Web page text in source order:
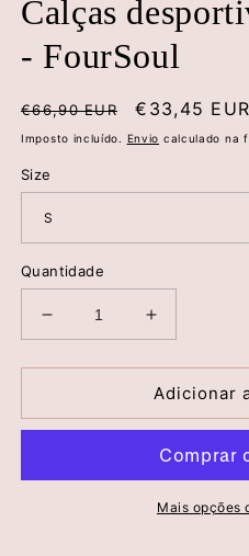
Calças
- FourSoul
Preço
normal
€66,90 EUR
Preço
de
€33,45 EUR
Imposto incluído. Envio calculado na
Size
Quantidade
Diminuir
a
quantidade
Calças
-
Aumentar
a
quantidade
de
Calças
Dragonfly
-
FourSoul
Adicionar
Mais opções